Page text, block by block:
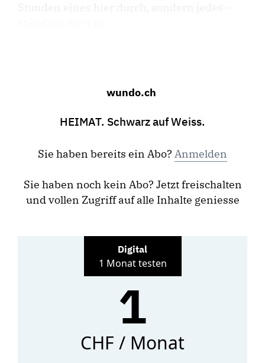
wundo.ch
HEIMAT. Schwarz auf Weiss.
Sie haben bereits ein Abo? Anmelden
Sie haben noch kein Abo? Jetzt freischalten
und vollen Zugriff auf alle Inhalte geniesse
Digital
1 Monat testen
1
CHF / Monat